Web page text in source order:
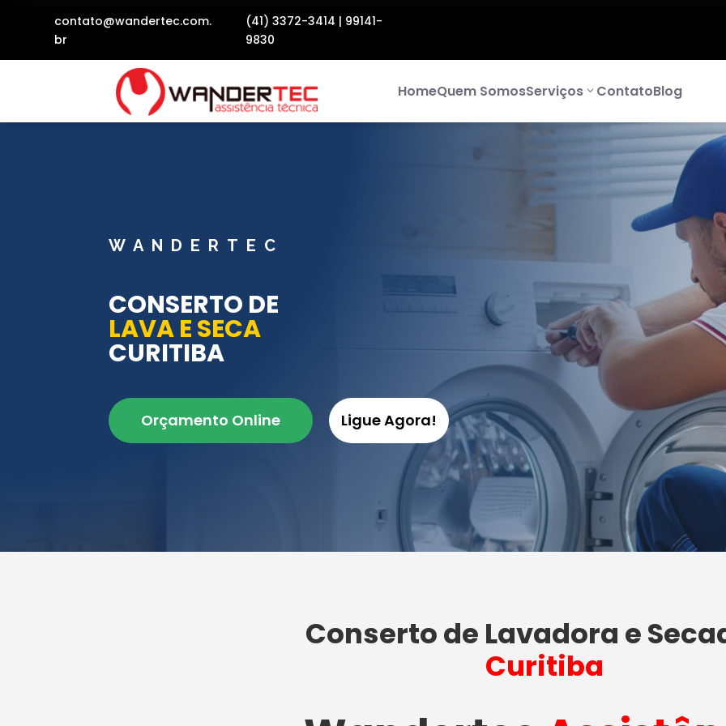
contato@wandertec.com.
br
(41) 3372-3414 | 99141-
9830
HomeQuem SomosServiços ContatoBlog
WANDERTEC
CONSERTO DE
LAVA E SECA
CURITIBA
Orçamento Online Ligue Agora!
Conserto de Lavadora e
Curitiba